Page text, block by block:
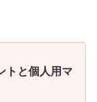
トと個人用マ